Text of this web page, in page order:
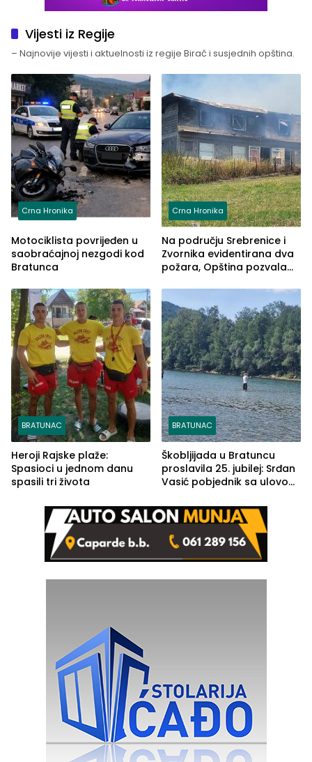
Vijesti iz Regije
– Najnovije vijesti i aktuelnosti iz regije Birač i susjednih opština.
Crna Hronika
Motociklista povrijeđen u
saobraćajnoj nezgodi kod
Bratunca
Crna Hronika
Na području Srebrenice i
Zvornika evidentirana dva
požara, Opština pozvala
BRATUNAC
Heroji Rajske plaže:
Spasioci u jednom danu
spasili tri života
BRATUNAC
Škobljijada u Bratuncu
proslavila 25. jubilej: Srđan
Vasić pobjednik sa ulovom